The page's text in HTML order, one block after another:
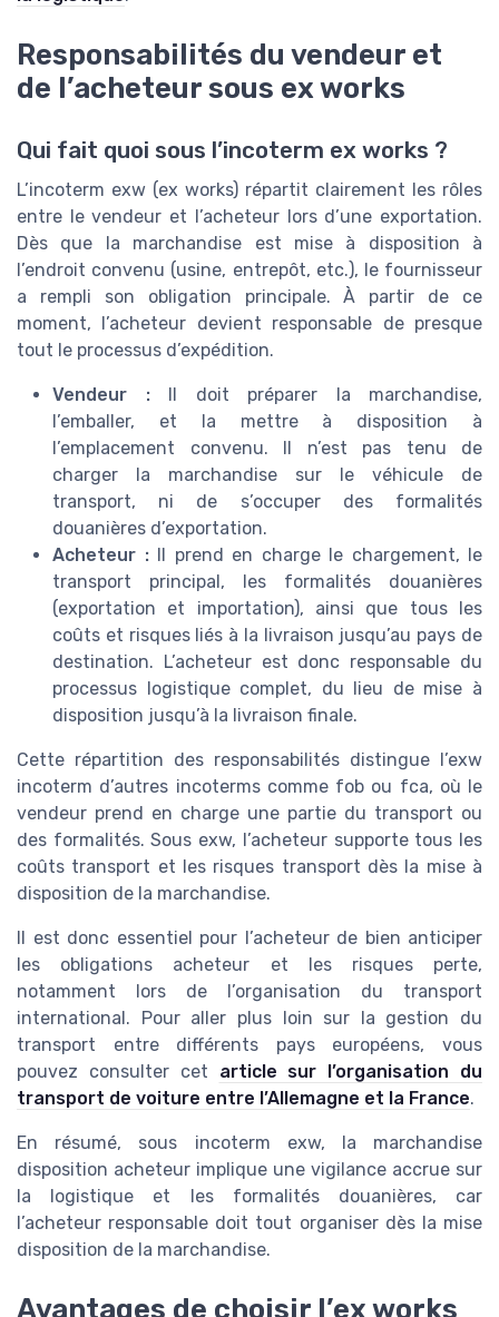
Responsabilités du vendeur et
de l’acheteur sous ex works
Qui fait quoi sous l’incoterm ex works ?
L’incoterm exw (ex works) répartit clairement les rôles
entre le vendeur et l’acheteur lors d’une exportation.
Dès que la marchandise est mise à disposition à
l’endroit convenu (usine, entrepôt, etc.), le fournisseur
a rempli son obligation principale. À partir de ce
moment, l’acheteur devient responsable de presque
tout le processus d’expédition.
Vendeur :Il doit préparer la marchandise,
l’emballer, et la mettre à disposition à
l’emplacement convenu. Il n’est pas tenu de
charger la marchandise sur le véhicule de
transport, ni de s’occuper des formalités
douanières d’exportation.
Acheteur :Il prend en charge le chargement, le
transport principal, les formalités douanières
(exportation et importation), ainsi que tous les
coûts et risques liés à la livraison jusqu’au pays de
destination. L’acheteur est donc responsable du
processus logistique complet, du lieu de mise à
disposition jusqu’à la livraison finale.
Cette répartition des responsabilités distingue l’exw
incoterm d’autres incoterms comme fob ou fca, où le
vendeur prend en charge une partie du transport ou
des formalités. Sous exw, l’acheteur supporte tous les
coûts transport et les risques transport dès la mise à
disposition de la marchandise.
Il est donc essentiel pour l’acheteur de bien anticiper
les obligations acheteur et les risques perte,
notamment lors de l’organisation du transport
international. Pour aller plus loin sur la gestion du
transport entre différents pays européens, vous
pouvez consulter cet article sur l’organisation du
transport de voiture entre l’Allemagne et la France.
En résumé, sous incoterm exw, la marchandise
disposition acheteur implique une vigilance accrue sur
la logistique et les formalités douanières, car
l’acheteur responsable doit tout organiser dès la mise
disposition de la marchandise.
Avantages de choisir l’ex works